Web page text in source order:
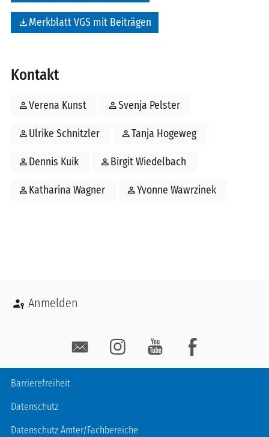
file_downloadMerkblatt VGS mit Beiträgen
Kontakt
personVerena Kunst personSvenja Pelster
personUlrike Schnitzler personTanja Hogeweg
person Dennis Kuik person Birgit Wiedelbach
person Katharina Wagner personYvonne Wawrzinek
Benutzermenü
Anmelden
Fußzeile
Barrierefreiheit
Datenschutz
Datenschutz Ämter/Fachbereiche